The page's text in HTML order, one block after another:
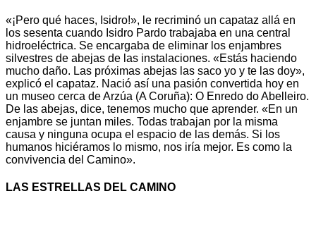
«¡Pero qué haces, Isidro!», le recriminó un capataz allá en
los sesenta cuando Isidro Pardo trabajaba en una central
hidroeléctrica. Se encargaba de eliminar los enjambres
silvestres de abejas de las instalaciones. «Estás haciendo
mucho daño. Las próximas abejas las saco yo y te las doy»,
explicó el capataz. Nació así una pasión convertida hoy en
un museo cerca de Arzúa (A Coruña): O Enredo do Abelleiro.
De las abejas, dice, tenemos mucho que aprender. «En un
enjambre se juntan miles. Todas trabajan por la misma
causa y ninguna ocupa el espacio de las demás. Si los
humanos hiciéramos lo mismo, nos iría mejor. Es como la
convivencia del Camino».
LAS ESTRELLAS DEL CAMINO